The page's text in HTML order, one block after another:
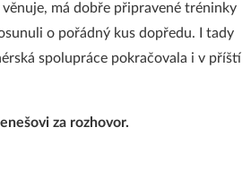
má dobře připravené tréninky
o pořádný kus dopředu. I tady
spolupráce pokračovala i v příští
za rozhovor.